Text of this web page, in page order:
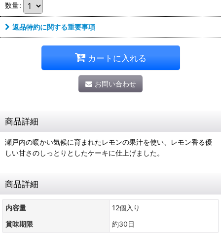
数量:
返品特約に関する重要事項
カートに入れる
お問い合わせ
商品詳細
瀬戸内の暖かい気候に育まれたレモンの果汁を使い、レモン香る優
しい甘さのしっとりとしたケーキに仕上げました。
商品詳細
内容量
12個入り
賞味期限
約30日